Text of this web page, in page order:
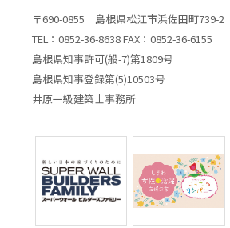
〒690-0855 島根県松江市浜佐田町739-2
TEL：0852-36-8638 FAX：0852-36-6155
島根県知事許可(般-7)第1809号
島根県知事登録第(5)10503号
井原一級建築士事務所